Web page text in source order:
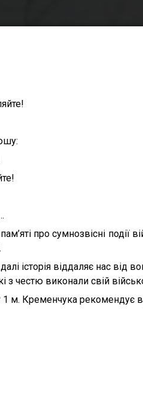
про сумнозвісні події
історія віддаляє нас від
з честю виконали свій
м. Кременчука рекомендує